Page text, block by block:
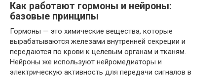
Как работают гормоны и нейроны:
базовые принципы
Гормоны — это химические вещества, которые
вырабатываются железами внутренней секреции и
передаются по крови к целевым органам и тканям.
Нейроны же используют нейромедиаторы и
электрическую активность для передачи сигналов в